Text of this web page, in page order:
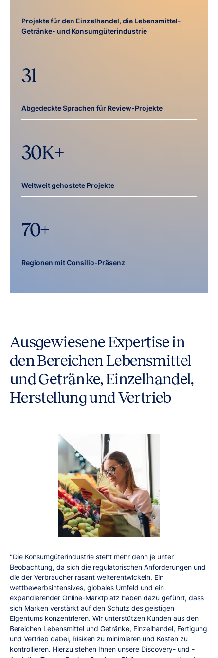
Projekte für den Einzelhandel, die Lebensmittel-,
Getränke- und Konsumgüterindustrie
31
Abgedeckte Sprachen für Review-Projekte
30K+
Weltweit gehostete Projekte
70+
Regionen mit Consilio-Präsenz
Ausgewiesene Expertise in
den Bereichen Lebensmittel
und Getränke, Einzelhandel,
Herstellung und Vertrieb
"Die Konsumgüterindustrie steht mehr denn je unter
Beobachtung, da sich die regulatorischen Anforderungen und
die der Verbraucher rasant weiterentwickeln. Ein
wettbewerbsintensives, globales Umfeld und ein
expandierender Online-Marktplatz haben dazu geführt, dass
sich Marken verstärkt auf den Schutz des geistigen
Eigentums konzentrieren. Wir unterstützen Kunden aus den
Bereichen Lebensmittel und Getränke, Einzelhandel, Fertigung
und Vertrieb dabei, Risiken zu minimieren und Kosten zu
kontrollieren. Hierzu stehen Ihnen unsere Discovery- und -